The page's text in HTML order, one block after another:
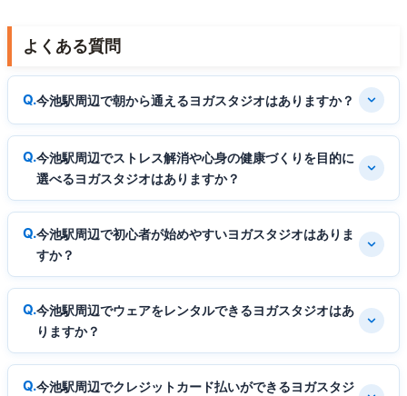
よくある質問
今池駅周辺で朝から通えるヨガスタジオはありますか？
今池駅周辺でストレス解消や心身の健康づくりを目的に
選べるヨガスタジオはありますか？
今池駅周辺で初心者が始めやすいヨガスタジオはありま
すか？
今池駅周辺でウェアをレンタルできるヨガスタジオはあ
りますか？
今池駅周辺でクレジットカード払いができるヨガスタジ